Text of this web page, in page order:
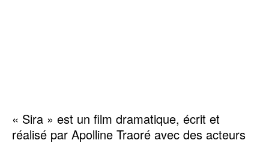
« Sira » est un film dramatique, écrit et
réalisé par Apolline Traoré avec des acteurs